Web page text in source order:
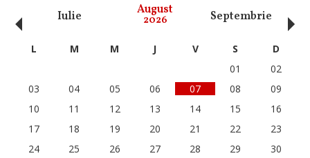
Iulie August
2026 Septembrie
‹ L M M J V S
D
01
02
03
04 05 06 07 08
09
10
11 12 13 14 15
16
17
18 19 20 21 22
23
24
25 26 27 28 29
30